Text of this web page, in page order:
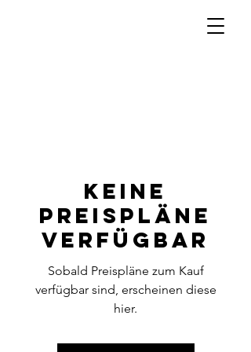
Keine
Preispläne
verfügbar
Sobald Preispläne zum Kauf
verfügbar sind, erscheinen diese
hier.